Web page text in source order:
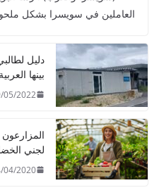
العاملين في سويسرا بشكل ملحوظ بين
بينها العربية
05/2022
لجني
04/2020